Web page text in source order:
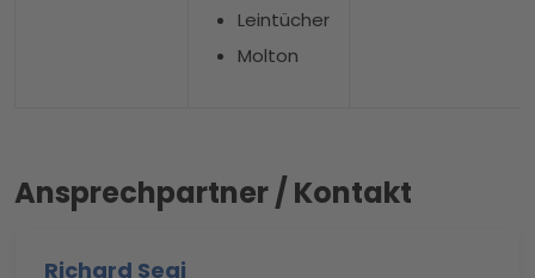
Leintücher
Molton
Ansprechpartner / Kontakt
Richard Segi